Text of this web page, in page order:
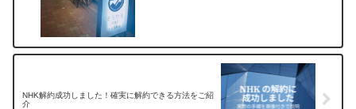
NHK解約成功しました！確実に解約できる方法をご紹
介